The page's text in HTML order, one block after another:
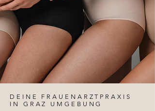
DEINE FRAUENARZTPRAXIS
IN GRAZ UMGEBUNG